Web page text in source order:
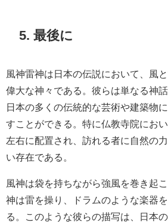
5. 最後に
風神雷神は日本の伝説において、風
偉大な神々である。彼らは単なる神
日本の多くの伝統的な芸術や建築物
すことができる。特に仏教寺院にお
左右に配置され、訪れる者に自然の
い存在である。
風神は袋を持ちながら強風を巻き起
神は雷を操り、ドラムのような楽器
る。このような彼らの描写は、日本